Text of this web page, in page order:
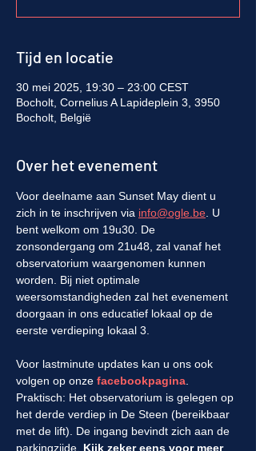
Tijd en locatie
30 mei 2025, 19:30 – 23:00 CEST
Bocholt, Cornelius A Lapideplein 3, 3950
Bocholt, België
Over het evenement
Voor deelname aan Sunset May dient u
zich in te inschrijven via info@ogle.be . U
bent welkom om 19u30. De
zonsondergang om 21u48, zal vanaf het
observatorium waargenomen kunnen
worden. Bij niet optimale
weersomstandigheden zal het evenement
doorgaan in ons educatief lokaal op de
eerste verdieping lokaal 3.
Voor lastminute updates kan u ons ook
volgen op onze facebookpagina
Praktisch: Het observatorium is gelegen op
het derde verdiep in De Steen (bereikbaar
met de lift). De ingang bevindt zich aan de
parkingzijde. Kijk zeker eens voor meer